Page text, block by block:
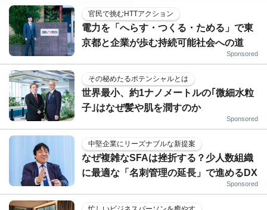
官民で挑むHTTアクション
電力を「へらす・つくる・ためる」で東
京都と企業が歩む持続可能社会への道
Sponsored
その秘めたるポテンシャルとは
世界最小、約1ナノメートルの｢微細水粒
子｣はなぜ髪や肌を潤すのか
Sponsored
中堅企業にリーズナブルな新提案
なぜ複雑なSFAは挫折する？少人数組織
に最適な「名刺管理の延長」で進めるDX
Sponsored